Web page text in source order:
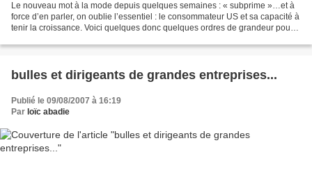
Le nouveau mot à la mode depuis quelques semaines : « subprime »…et à
force d’en parler, on oublie l’essentiel : le consommateur US et sa capacité à
tenir la croissance. Voici quelques donc quelques ordres de grandeur pour
bulles et dirigeants de grandes entreprises...
Publié le 09/08/2007 à 16:19
Par loïc abadie